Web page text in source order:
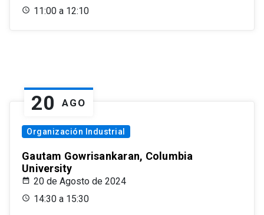
11:00 a 12:10
20 AGO
Organización Industrial
Gautam Gowrisankaran, Columbia
University
20 de Agosto de 2024
14:30 a 15:30